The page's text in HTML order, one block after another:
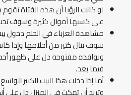
لو كانت الرؤيا أن هذه الفتاة
على كسبها أموال كثيرة وسوف
مشاهدة العزباء في الحلم دخول
سوف تنال كثير من أحلامها وإذا
ونوافذه مفتوحة دل على ظهور
فيما بعد.
أما إذا دخلت هذا البيت الكبير